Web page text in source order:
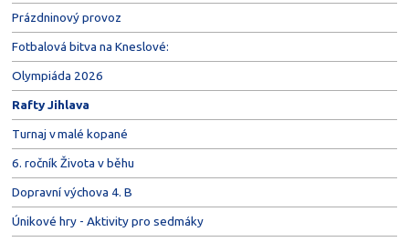
Prázdninový provoz
Fotbalová bitva na Kneslové:
Olympiáda 2026
Rafty Jihlava
Turnaj v malé kopané
6. ročník Života v běhu
Dopravní výchova 4. B
Únikové hry - Aktivity pro sedmáky